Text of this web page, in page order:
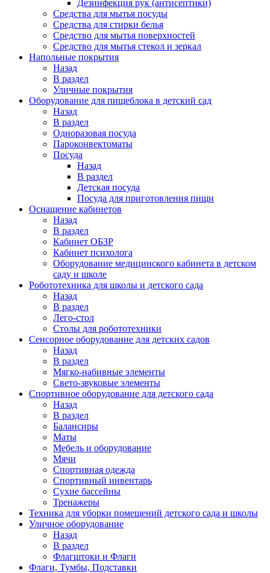
Дезинфекция рук (антисептики)
Средства для мытья посуды
Средства для стирки белья
Средство для мытья поверхностей
Средство для мытья стекол и зеркал
Напольные покрытия
Назад
В раздел
Уличные покрытия
Оборудование для пищеблока в детский сад
Назад
В раздел
Одноразовая посуда
Пароконвектоматы
Посуда
Назад
В раздел
Детская посуда
Посуда для приготовления пищи
Оснащение кабинетов
Назад
В раздел
Кабинет ОБЗР
Кабинет психолога
Оборудование медицинского кабинета в детском
саду и школе
Робототехника для школы и детского сада
Назад
В раздел
Лего-стол
Столы для робототехники
Сенсорное оборудование для детских садов
Назад
В раздел
Мягко-набивные элементы
Свето-звуковые элементы
Спортивное оборудование для детского сада
Назад
В раздел
Балансиры
Маты
Мебель и оборудование
Мячи
Спортивная одежда
Спортивный инвентарь
Сухие бассейны
Тренажеры
Техника для уборки помещений детского сада и школы
Уличное оборудование
Назад
В раздел
Флагштоки и Флаги
Флаги, Тумбы, Подставки